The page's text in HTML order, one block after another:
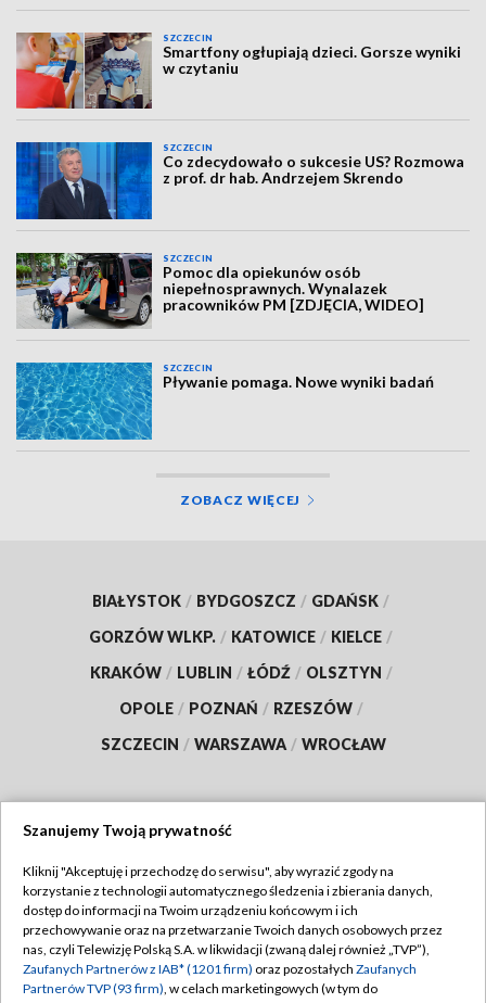
SZCZECIN
Smartfony ogłupiają dzieci. Gorsze wyniki
w czytaniu
SZCZECIN
Co zdecydowało o sukcesie US? Rozmowa
z prof. dr hab. Andrzejem Skrendo
SZCZECIN
Pomoc dla opiekunów osób
niepełnosprawnych. Wynalazek
pracowników PM [ZDJĘCIA, WIDEO]
SZCZECIN
Pływanie pomaga. Nowe wyniki badań
ZOBACZ WIĘCEJ
BIAŁYSTOK / BYDGOSZCZ / GDAŃSK /
GORZÓW WLKP. / KATOWICE / KIELCE /
KRAKÓW / LUBLIN / ŁÓDŹ / OLSZTYN /
OPOLE / POZNAŃ / RZESZÓW /
SZCZECIN / WARSZAWA / WROCŁAW
TVP
Abonament TVP
Emisja w TVP
Regulamin TVP
Polityka prywatności
Szanujemy Twoją prywatność
Kliknij "Akceptuję i przechodzę do serwisu", aby wyrazić zgody na
korzystanie z technologii automatycznego śledzenia i zbierania danych,
dostęp do informacji na Twoim urządzeniu końcowym i ich
przechowywanie oraz na przetwarzanie Twoich danych osobowych przez
nas, czyli Telewizję Polską S.A. w likwidacji (zwaną dalej również „TVP”),
Zaufanych Partnerów z IAB* (1201 firm) oraz pozostałych Zaufanych
Partnerów TVP (93 firm), w celach marketingowych (w tym do